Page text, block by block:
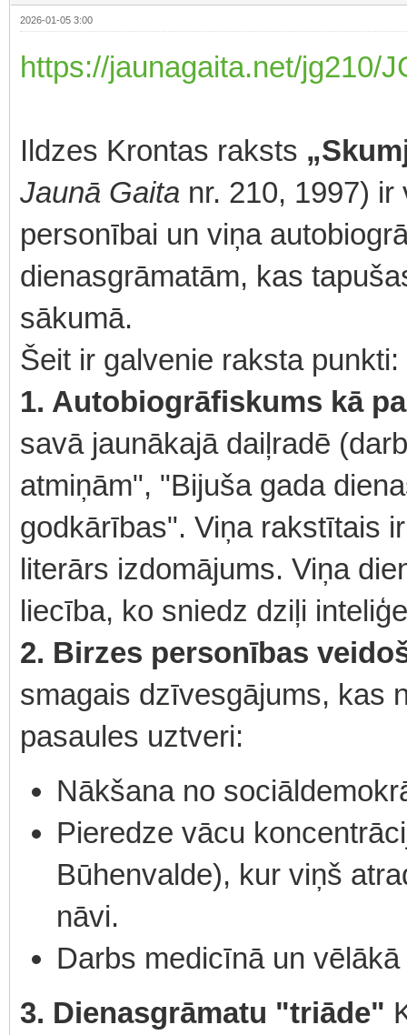
2026-01-05 3:00
https://jaunagaita.net/jg210/
Ildzes Krontas raksts
Jaunā Gaita nr. 210, 1997)
personībai un viņa
dienasgrāmatām, kas
sākumā.
Šeit ir galvenie raksta punkti:
1. Autobiogrāfiskums kā
savā jaunākajā daiļradē
atmiņām", "Bijuša gada
godkārības". Viņa rakstītais
literārs izdomājums. Viņa
liecība, ko sniedz dziļi
2. Birzes personības
smagais dzīvesgājums, kas
pasaules uztveri:
Nākšana no
Pieredze vācu
Būhenvalde), kur viņš
nāvi.
Darbs medicīnā un
3. Dienasgrāmatu "triāde"